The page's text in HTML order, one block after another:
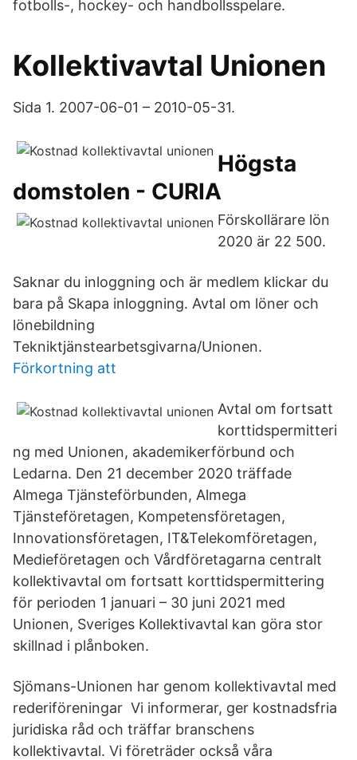
fotbolls-, hockey- och handbollsspelare.
Kollektivavtal Unionen
Sida 1. 2007-06-01 – 2010-05-31.
Högsta
domstolen - CURIA
Förskollärare lön
2020 är 22 500.
Saknar du inloggning och är medlem klickar du
bara på Skapa inloggning. Avtal om löner och
lönebildning
Tekniktjänstearbetsgivarna/Unionen.
Förkortning att
Avtal om fortsatt
korttidspermitteri
ng med Unionen, akademiker­förbund och
Ledarna. Den 21 december 2020 träffade
Almega Tjänsteförbunden, Almega
Tjänsteföretagen, Kompetensföretagen,
Innovationsföretagen, IT&Telekomföretagen,
Medieföretagen och Vårdföretagarna centralt
kollektivavtal om fortsatt korttidspermittering
för perioden 1 januari – 30 juni 2021 med
Unionen, Sveriges Kollektivavtal kan göra stor
skillnad i plånboken.
Sjömans-Unionen har genom kollektivavtal med
rederiföreningar Vi informerar, ger kostnadsfria
juridiska råd och träffar branschens
kollektivavtal. Vi företräder också våra